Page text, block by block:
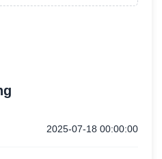
thương Việt
2025-07-18 00:00:00